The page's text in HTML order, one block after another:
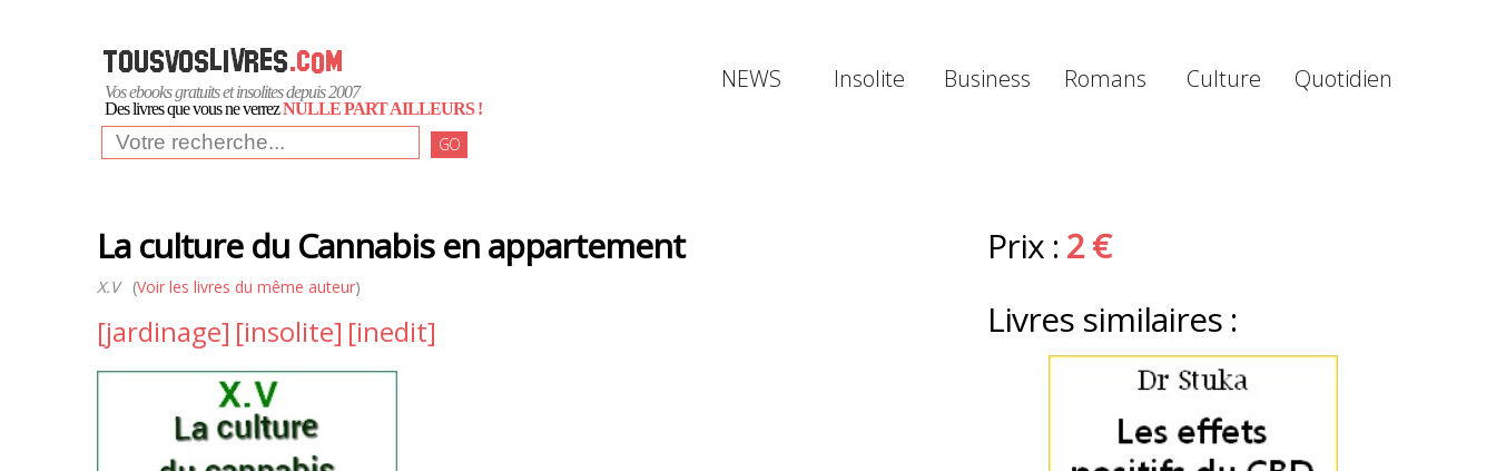
Vos ebooks gratuits et insolites depuis 2007
Des livres que vous ne verrezNULLE PART AILLEURS !
GO
NEWS Insolite Business Romans Culture Quotidien
La culture du Cannabis en appartement
X.V(Voir les livres du même auteur)
[jardinage] [insolite] [inedit]
Prix : 2 €
Livres similaires :